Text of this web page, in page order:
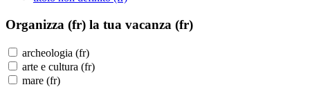
Organizza (fr) la tua vacanza (fr)
archeologia (fr)
arte e cultura (fr)
mare (fr)